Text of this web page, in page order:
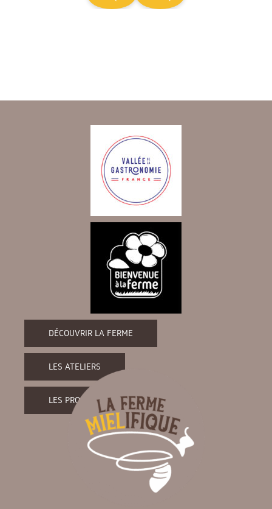
DÉCOUVRIR LA FERME
LES ATELIERS
LES PRODUITS DE LA FERME